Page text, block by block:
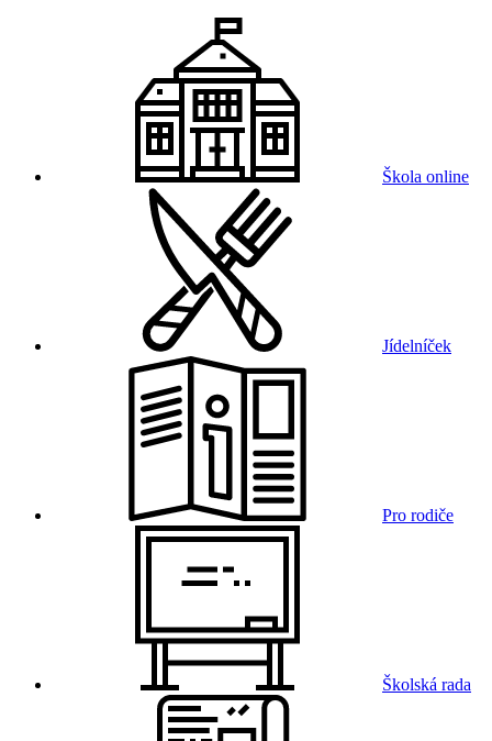
Škola online
Jídelníček
Pro rodiče
Školská rada